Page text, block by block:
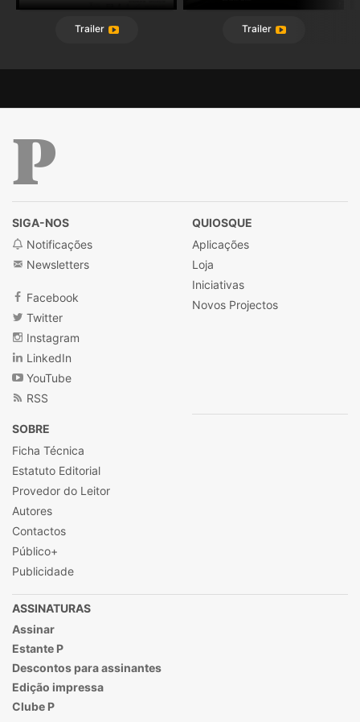
Trailer Trailer
SIGA-NOS
Notificações
Newsletters
Facebook
Twitter
Instagram
LinkedIn
YouTube
RSS
QUIOSQUE
Aplicações
Loja
Iniciativas
Novos Projectos
SOBRE
Ficha Técnica
Estatuto Editorial
Provedor do Leitor
Autores
Contactos
Público+
Publicidade
ASSINATURAS
Assinar
Estante P
Descontos para assinantes
Edição impressa
Clube P